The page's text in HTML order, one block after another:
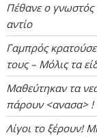
Πέθανε ο γνωστός
αντίο
Γαμπρός
τους – Μόλις τα
Μαθεύτηκαν τα
πάρουν <ανασα> !
Λίγοι το ξέρουν!